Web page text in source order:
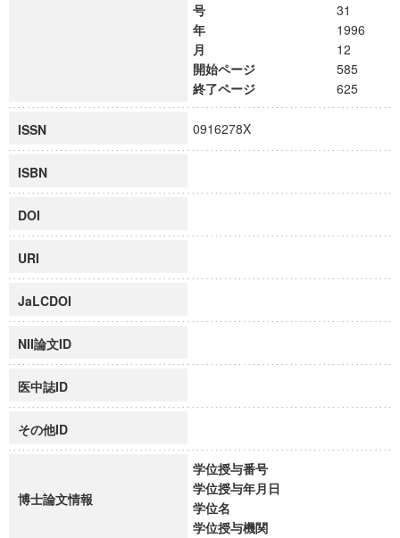
号
31
年
1996
月
12
開始ページ
585
終了ページ
625
ISSN 0916278X
ISBN
DOI
URI
JaLCDOI
NII論文ID
医中誌ID
その他ID
博士論文情報
学位授与番号
学位授与年月日
学位名
学位授与機関